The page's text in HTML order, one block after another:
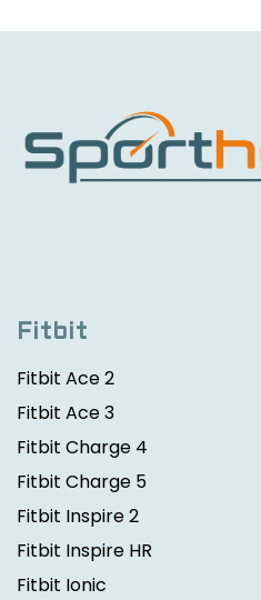
Fitbit
Fitbit Ace 2
Fitbit Ace 3
Fitbit Charge 4
Fitbit Charge 5
Fitbit Inspire 2
Fitbit Inspire HR
Fitbit Ionic